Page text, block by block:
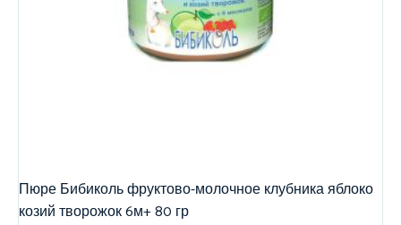
Пюре Бибиколь фруктово-молочное клубника яблоко
козий творожок 6м+ 80 гр